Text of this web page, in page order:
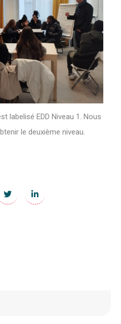
labelisé EDD Niveau 1. Nous
le deuxième niveau.